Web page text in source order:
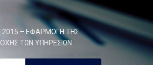
– ΕΦΑΡΜΟΓΗ ΤΗΣ
ΤΩΝ ΥΠΗΡΕΣΙΩΝ